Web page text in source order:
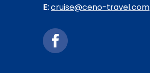
E:cruise@ceno-travel.com